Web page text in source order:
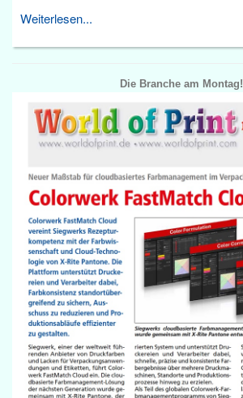
Weiterlesen...
Die Branche am Montag!